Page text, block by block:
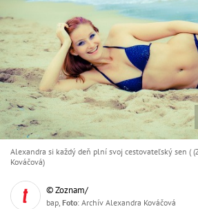
Alexandra si každý deň plní svoj cestovateľský sen (
Kováčová)
© Zoznam/
bap, Foto: Archív Alexandra Kováčová